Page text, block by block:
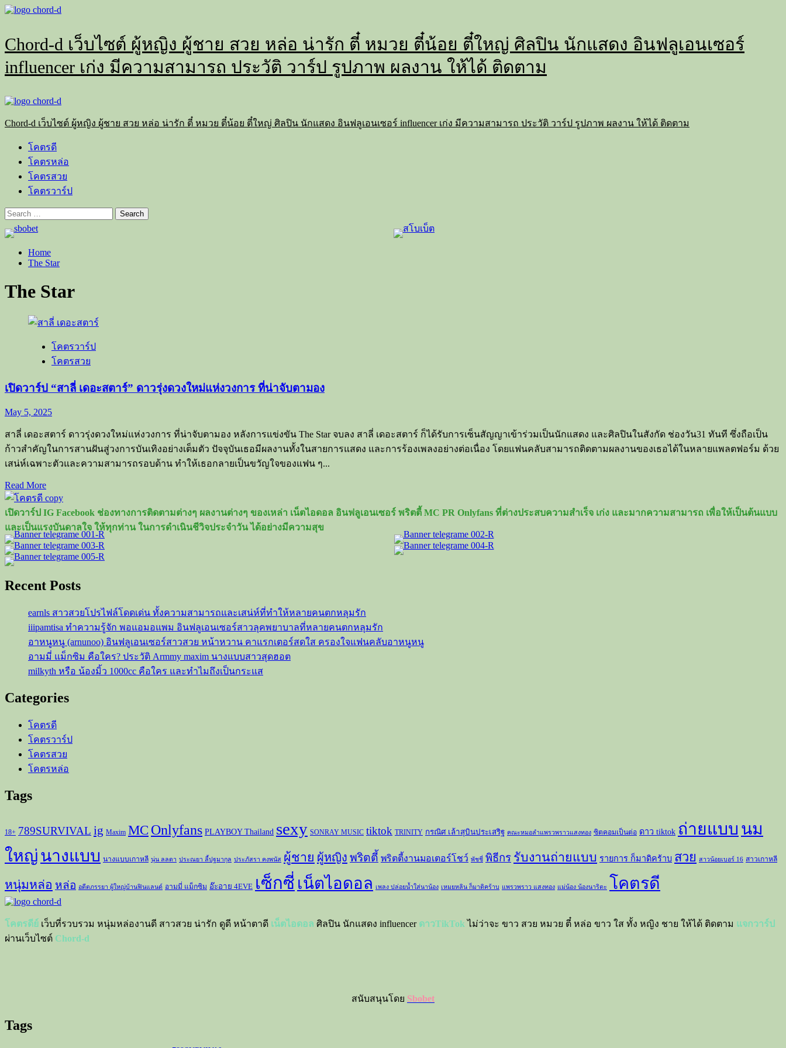
Skip
Chord-d เว็บไซต์ ผู้หญิง ผู้ชาย สวย หล่อ น่ารัก ตี๋ หมวย ตี๋น้อย ตี๋ใหญ่ ศิลปิน นักแสดง อินฟลูเอนเซอร์
influencer เก่ง มีความสามารถ ประวัติ วาร์ป รูปภาพ ผลงาน ให้ได้ ติดตาม
Primary
Chord-d เว็บไซต์ ผู้หญิง ผู้ชาย สวย หล่อ น่ารัก ตี๋ หมวย ตี๋น้อย ตี๋ใหญ่ ศิลปิน นักแสดง อินฟลูเอนเซอร์ influencer เก่ง มีความสามารถ ประวัติ วาร์ป รูปภาพ ผลงาน ให้ได้ ติดตาม
โคตรดี
โคตรหล่อ
โคตรสวย
โคตรวาร์ป
Search
for:
Home
The Star
The Star
โคตรวาร์ป
โคตรสวย
เปิดวาร์ป “สาลี่ เดอะสตาร์” ดาวรุ่งดวงใหม่แห่งวงการ ที่น่าจับตามอง
May 5, 2025
สาลี่ เดอะสตาร์ ดาวรุ่งดวงใหม่แห่งวงการ ที่น่าจับตามอง หลังการแข่งขัน The Star จบลง สาลี่ เดอะสตาร์ ก็ได้รับการเซ็นสัญญาเข้าร่วมเป็นนักแสดง และศิลปินในสังกัด ช่องวัน31 ทันที ซึ่งถือเป็น
ก้าวสำคัญในการสานฝันสู่วงการบันเทิงอย่างเต็มตัว ปัจจุบันเธอมีผลงานทั้งในสายการแสดง และการร้องเพลงอย่างต่อเนื่อง โดยแฟนคลับสามารถติดตามผลงานของเธอได้ในหลายแพลตฟอร์ม ด้วย
เสน่ห์เฉพาะตัวและความสามารถรอบด้าน ทำให้เธอกลายเป็นขวัญใจของแฟน ๆ...
Read MoreRead
more
about
เปิด
วาร์
ป
“สาลี่
ส
ดวง
แห่ง
วงการ
น่า
จับตา
มอง
เปิดวาร์ป IG Facebook ช่องทางการติดตามต่างๆ ผลงานต่างๆ ของเหล่า เน็ตไอดอล อินฟลูเอนเซอร์ พริตตี้ MC PR Onlyfans ที่ต่างประสบความสำเร็จ เก่ง และมากความสามารถ เพื่อให้เป็นต้นแบบ
และเป็นแรงบันดาลใจ ให้ทุกท่าน ในการดำเนินชีวิจประจำวัน ได้อย่างมีความสุข
Recent Posts
earnls สาวสวยโปรไฟล์โดดเด่น ทั้งความสามารถและเสน่ห์ที่ทำให้หลายคนตกหลุมรัก
iiipamtisa ทำความรู้จัก พอแอมอแพม อินฟลูเอนเซอร์สาวลุคพยาบาลที่หลายคนตกหลุมรัก
อาหนูหนู (arnunoo) อินฟลูเอนเซอร์สาวสวย หน้าหวาน คาแรกเตอร์สดใส ครองใจแฟนคลับอาหนูหนู
อามมี่ แม็กซิม คือใคร? ประวัติ Armmy maxim นางแบบสาวสุดฮอต
milkyth หรือ น้องมิ้ว 1000cc คือใคร และทำไมถึงเป็นกระแส
Categories
โคตรดี
โคตรวาร์ป
โคตรสวย
โคตรหล่อ
Tags
18+ 789SURVIVAL ig Maxim MC Onlyfans PLAYBOY Thailand sexy SONRAY MUSIC tiktok TRINITY กรณิศ เล้าสุบินประเสริฐ คณะหมอลำแพรวพราวแสงทอง ซิตคอมเป็นต่อ ดาว tiktok ถ่ายแบบ นม
ใหญ่นางแบบ นางแบบเกาหลี นุ่น ลลดา ประณยา ลี้ปฐมากุล ประภัสรา คงพนัส ผู้ชาย ผู้หญิง พริตตี้ พริตตี้งานมอเตอร์โชว์ พัชชี่ พิธีกร รับงานถ่ายแบบ รายการ ก็มาดิคร้าบ สวย สาวน้อยเบอร์ 16 สาวเกาหลี
หนุ่มหล่อ หล่อ อดีตภรรยา ผู้ใหญ่บ้านฟินแลนด์ อามมี่ แม็กซิม อ๊ะอาย 4EVE เซ็กซี่ เน็ตไอดอล เพลง ปล่อยน้ำใส่นาน้อง เหมยหลิน ก็มาดิคร้าบ แพรวพราว แสงทอง แม่น้อง น้องนาริตะ โคตรดี
โคตรดีย์ เว็บที่รวบรวม หนุ่มหล่องานดี สาวสวย น่ารัก ดูดี หน้าตาดี เน็ตไอดอล ศิลปิน นักแสดง influencer ดาวTikTok ไม่ว่าจะ ขาว สวย หมวย ตี๋ หล่อ ขาว ใส ทั้ง หญิง ชาย ให้ได้ ติดตาม แจกวาร์ป
ผ่านเว็บไซต์ Chord-d
สนับสนุนโดย Sbobet
Tags